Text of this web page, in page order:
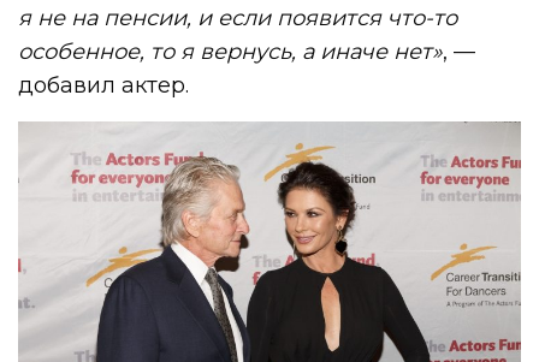
я не на пенсии, и если появится что-то
особенное, то я вернусь, а иначе нет», —
добавил актер.